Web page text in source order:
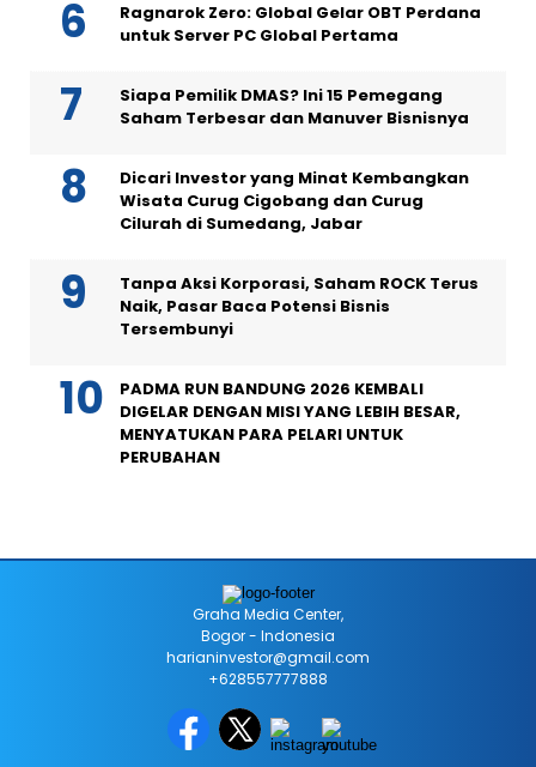
Ragnarok Zero: Global Gelar OBT Perdana
untuk Server PC Global Pertama
Siapa Pemilik DMAS? Ini 15 Pemegang
Saham Terbesar dan Manuver Bisnisnya
Dicari Investor yang Minat Kembangkan
Wisata Curug Cigobang dan Curug
Cilurah di Sumedang, Jabar
Tanpa Aksi Korporasi, Saham ROCK Terus
Naik, Pasar Baca Potensi Bisnis
Tersembunyi
PADMA RUN BANDUNG 2026 KEMBALI
DIGELAR DENGAN MISI YANG LEBIH BESAR,
MENYATUKAN PARA PELARI UNTUK
PERUBAHAN
Graha Media Center,
Bogor - Indonesia
harianinvestor@gmail.com
+628557777888